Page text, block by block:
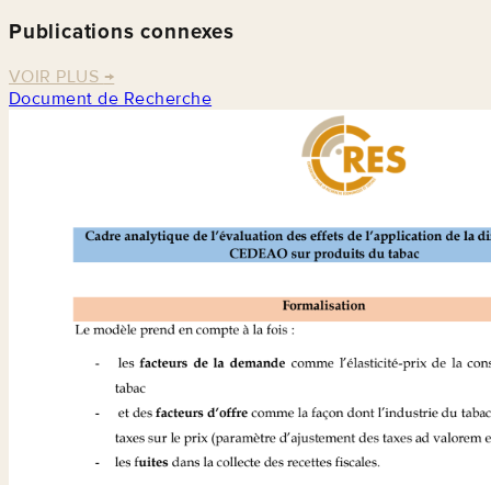
Publications connexes
VOIR PLUS →
Document de Recherche